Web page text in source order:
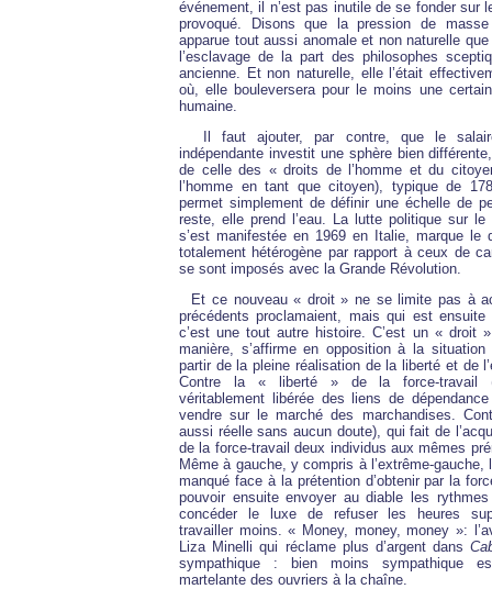
événement, il n’est pas inutile de se fonder sur
provoqué. Disons que la pression de
apparue tout aussi anomale et non naturelle que
l’esclavage de la part des philosophes
ancienne. Et non naturelle, elle l’était
où, elle bouleversera pour le moins une
humaine.
Il faut ajouter, par contre, que le
indépendante investit une sphère bien
de celle des « droits de l’homme et du
l’homme en tant que citoyen), typique de
permet simplement de définir une échelle de
reste, elle prend l’eau. La lutte politique sur le
s’est manifestée en 1969 en Italie, marque le
totalement hétérogène par rapport à ceux de
se sont imposés avec la Grande Révolution.
Et ce nouveau « droit » ne se limite pas à
précédents proclamaient, mais qui est
c’est une tout autre histoire. C’est un « droit
manière, s’affirme en opposition à la
partir de la pleine réalisation de la liberté et de
Contre la « liberté » de la force-travail
véritablement libérée des liens de
vendre sur le marché des marchandises.
aussi réelle sans aucun doute), qui fait de
de la force-travail deux individus aux mêmes
Même à gauche, y compris à l’extrême-gauche,
manqué face à la prétention d’obtenir par la
pouvoir ensuite envoyer au diable les
concéder le luxe de refuser les heures
travailler moins. « Money, money, money »:
Liza Minelli qui réclame plus d’argent dans
sympathique : bien moins sympathique
martelante des ouvriers à la chaîne.